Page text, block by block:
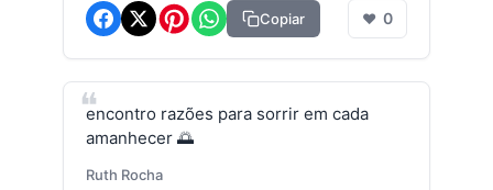
Copiar ❤ 0
encontro razões para sorrir em cada
amanhecer 🌅
Ruth Rocha